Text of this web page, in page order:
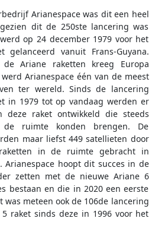
Arianespace was dit een heel
dit de 250ste lancering was
op 24 december 1979 voor het
vanuit Frans-Guyana.
Ariane raketten kreeg Europa
Arianespace één van de meest
ter wereld. Sinds de lancering
in 1979 tot op vandaag werden er
deze raket ontwikkeld die steeds
de ruimte konden brengen. De
maar liefst 449 satellieten door
in de ruimte gebracht in
Arianespace hoopt dit succes in de
zetten met de nieuwe Ariane 6
bestaan en die in 2020 een eerste
was meteen ook de 106de lancering
raket sinds deze in 1996 voor het